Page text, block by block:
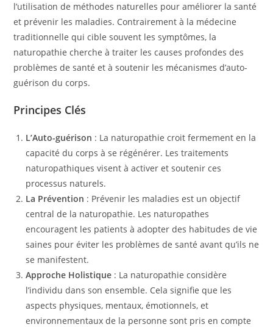
l’utilisation de méthodes naturelles pour améliorer la santé
et prévenir les maladies. Contrairement à la médecine
traditionnelle qui cible souvent les symptômes, la
naturopathie cherche à traiter les causes profondes des
problèmes de santé et à soutenir les mécanismes d’auto-
guérison du corps.
Principes Clés
L’Auto-guérison : La naturopathie croit fermement en la
capacité du corps à se régénérer. Les traitements
naturopathiques visent à activer et soutenir ces
processus naturels.
La Prévention : Prévenir les maladies est un objectif
central de la naturopathie. Les naturopathes
encouragent les patients à adopter des habitudes de vie
saines pour éviter les problèmes de santé avant qu’ils ne
se manifestent.
Approche Holistique : La naturopathie considère
l’individu dans son ensemble. Cela signifie que les
aspects physiques, mentaux, émotionnels, et
environnementaux de la personne sont pris en compte